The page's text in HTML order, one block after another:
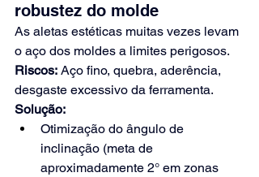
robustez do molde
As aletas estéticas muitas vezes levam
o aço dos moldes a limites perigosos.
Riscos: Aço fino, quebra, aderência,
desgaste excessivo da ferramenta.
Solução:
Otimização do ângulo de
inclinação (meta de
aproximadamente 2° em zonas